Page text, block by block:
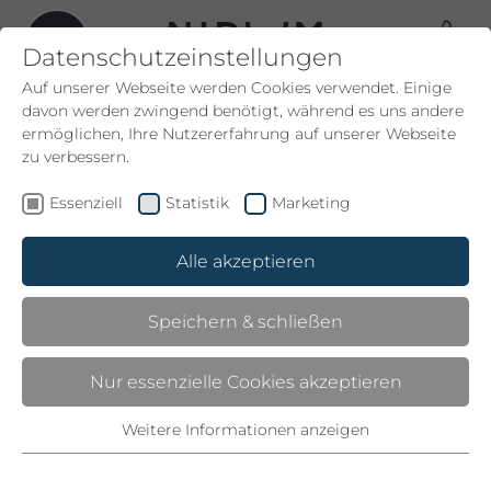
09.10.2025| NIDUM
NIDUM CASUAL LUXURY
HOTEL: ERNEUT
SPITZENREITER IM
CONNOISSEUR-CIRCLE-
RATING 2025
Datenschutzeinstellungen
Auf unserer Webseite werden Cookies verwendet. Einige
davon werden zwingend benötigt, während es uns andere
ermöglichen, Ihre Nutzererfahrung auf unserer Webseite
zu verbessern.
Essenziell Statistik Marketing
Alle akzeptieren
Speichern & schließen
Nur essenzielle Cookies akzeptieren
Weitere Informationen anzeigen